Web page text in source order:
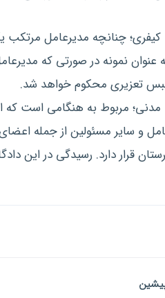
چنانچه مدیرعامل
عنوان نمونه در صورتی که
تعزیری محکوم خواهد شد.
مربوط به هنگامی است که
و سایر مسئولین از جمله
قرار دارد. رسیدگی در این